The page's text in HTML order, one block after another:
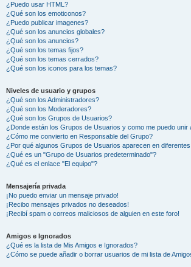
¿Puedo usar HTML?
¿Qué son los emoticonos?
¿Puedo publicar imagenes?
¿Qué son los anuncios globales?
¿Qué son los anuncios?
¿Qué son los temas fijos?
¿Qué son los temas cerrados?
¿Qué son los iconos para los temas?
Niveles de usuario y grupos
¿Qué son los Administradores?
¿Qué son los Moderadores?
¿Qué son los Grupos de Usuarios?
¿Donde están los Grupos de Usuarios y como me puedo unir
¿Cómo me convierto en Responsable del Grupo?
¿Por qué algunos Grupos de Usuarios aparecen en
¿Qué es un "Grupo de Usuarios predeterminado"?
¿Qué es el enlace "El equipo"?
Mensajería privada
¡No puedo enviar un mensaje privado!
¡Recibo mensajes privados no deseados!
¡Recibí spam o correos maliciosos de alguien en este foro!
Amigos e Ignorados
¿Qué es la lista de Mis Amigos e Ignorados?
¿Cómo se puede añadir o borrar usuarios de mi lista de